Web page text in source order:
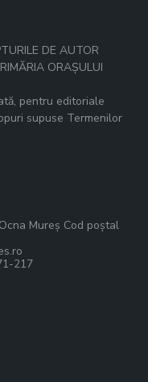
DE AUTOR
ORAȘULUI
pentru editoriale
supuse Termenilor
Mureș Cod poștal
217